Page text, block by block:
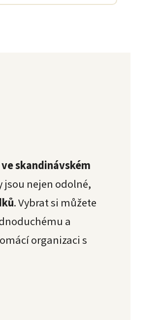
skandinávském
jsou nejen odolné,
. Vybrat si můžete
a
organizaci s